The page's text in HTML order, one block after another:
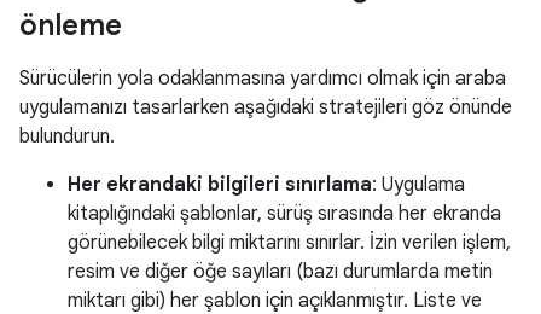
önleme
Sürücülerin yola odaklanmasına yardımcı olmak için araba
uygulamanızı tasarlarken aşağıdaki stratejileri göz önünde
bulundurun.
Her ekrandaki bilgileri sınırlama: Uygulama
kitaplığındaki şablonlar, sürüş sırasında her ekranda
görünebilecek bilgi miktarını sınırlar. İzin verilen işlem,
resim ve diğer öğe sayıları (bazı durumlarda metin
miktarı gibi) her şablon için açıklanmıştır. Liste ve